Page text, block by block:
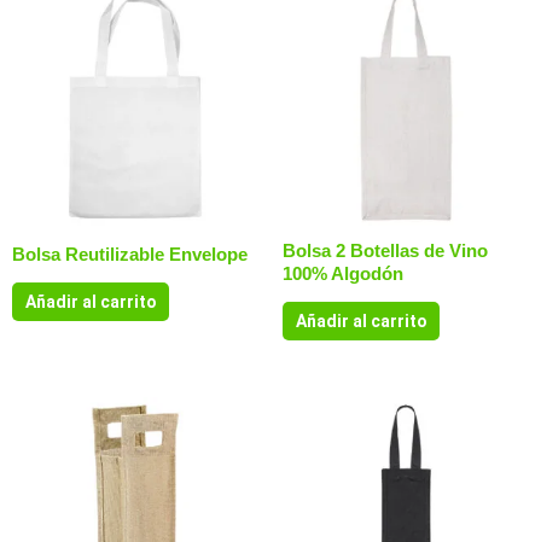
Bolsa Reutilizable Envelope
Añadir al carrito
Bolsa 2 Botellas de Vino
100% Algodón
Añadir al carrito